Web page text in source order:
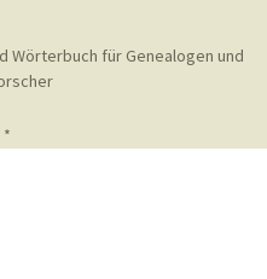
Wörterbuch für Genealogen und
*